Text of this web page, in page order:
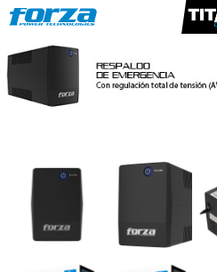
UPS
interactiva
1300VA/650W,
slds,
RJ45,
RJ11,